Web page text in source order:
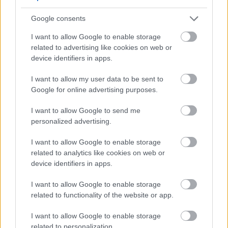
Google consents
I want to allow Google to enable storage
related to advertising like cookies on web or
device identifiers in apps.
I want to allow my user data to be sent to
Google for online advertising purposes.
I want to allow Google to send me
personalized advertising.
I want to allow Google to enable storage
related to analytics like cookies on web or
device identifiers in apps.
I want to allow Google to enable storage
related to functionality of the website or app.
I want to allow Google to enable storage
related to personalization.
szinkronszínésze
2025 november 2. 16:02
Lauren Koopowitz szerint a Hollow Knight:
Silksong fejlesztői, a Team Cherry tagjai
életminőségre is.
21.02%
A Hollow Knight: Silksong egyik szinkronszínésze,
jellemezte a játékot fejlesztő Team Cherry csapatát. A
Dan Allen Gaming podcastben beszélt arról, milyen volt
együtt dolgozni az ausztrál stúdióval, és hogyan kezelték